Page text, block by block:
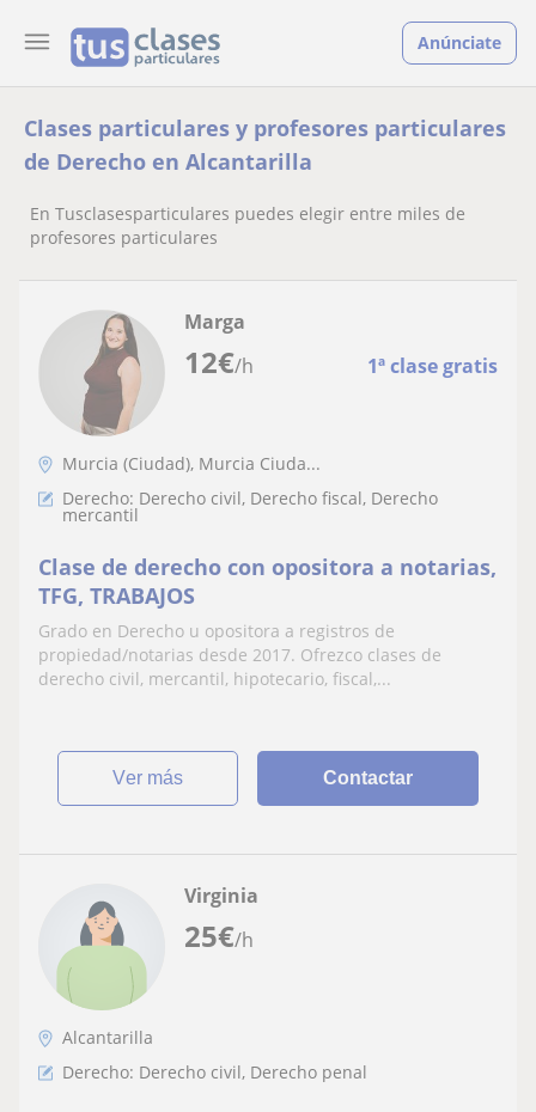
Anúnciate
Clases particulares y profesores particulares
de Derecho en Alcantarilla
En Tusclasesparticulares puedes elegir entre miles de
profesores particulares
12€/h 1ª clase gratis
Marga
Murcia (Ciudad), Murcia Ciuda...
Derecho: Derecho civil, Derecho fiscal, Derecho
mercantil
Clase de derecho con opositora a notarias,
TFG, TRABAJOS
Grado en Derecho u opositora a registros de
propiedad/notarias desde 2017. Ofrezco clases de
derecho civil, mercantil, hipotecario, fiscal,...
ver más Contactar
25€/h
Virginia
Alcantarilla
Derecho: Derecho civil, Derecho penal